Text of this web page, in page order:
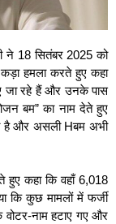
ने 18 सितंबर 2025 को
हमला करते हुए कहा
जा रहे हैं और उनके पास
बम” का नाम देते हुए
है और असली Hबम अभी
हुए कहा कि वहाँ 6,018
कि कुछ मामलों में फर्जी
वोटर-नाम हटाए गए और